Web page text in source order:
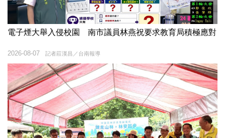
電子煙大舉入侵校園 南市議員林燕祝要求教育局積極應對
記者莊漢昌／台南報導
2026-08-07